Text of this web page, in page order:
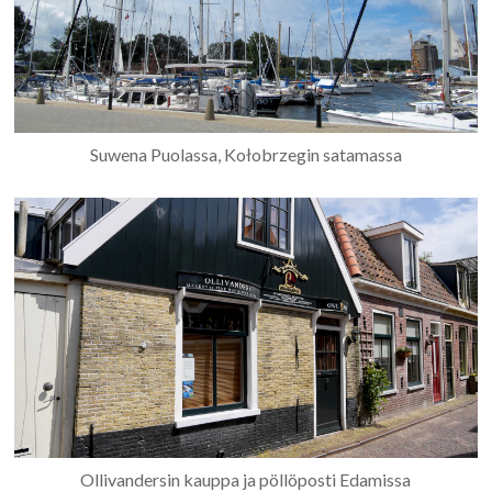
Suwena Puolassa, Kołobrzegin satamassa
Ollivandersin kauppa ja pöllöposti Edamissa